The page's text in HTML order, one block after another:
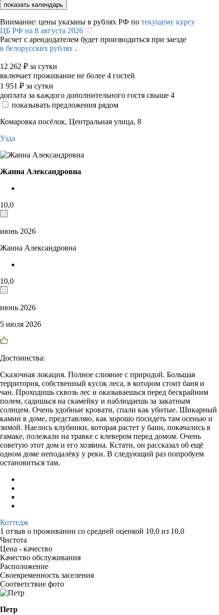
показать календарь
Внимание: цены указаны в рублях РФ по текущему курсу
ЦБ РФ на 8 августа 2026
Расчет с арендодателем будет производиться при заезде
в белорусских рублях .
12 262 ₽ за сутки
включает проживание не более 4 гостей
1 951 ₽ за сутки
доплата за каждого дополнительного гостя свыше 4
показывать предложения рядом
Комаровка посёлок, Центральная улица, 8
Узда
Жанна Александровна
10,0
июнь 2026
Жанна Александровна
10,0
июнь 2026
5 июля 2026
Достоинства:
Сказочная локация. Полное слияние с природой. Большая
территория, собственный кусок леса, в котором стоит баня и
чан. Проходишь сквозь лес и оказываешься перед бескрайним
полем, садишься на скамейку и наблюдаешь за закатным
солнцем. Очень удобные кровати, спали как убитые. Шикарный
камин в доме, представляю, как хорошо посидеть там осенью и
зимой. Наелись клубники, которая растет у бани, покачались в
гамаке, полежали на травке с клевером перед домом. Очень
советую этот дом и его хозяина. Кстати, он рассказал об ещё
одном доме неподалёку у реки. В следующий раз попробуем
остановиться там.
Коттедж
1 отзыв о проживании со средней оценкой 10,0 из 10,0
Чистота
Цена - качество
Качество обслуживания
Расположение
Своевременность заселения
Соответствие фото
Петр